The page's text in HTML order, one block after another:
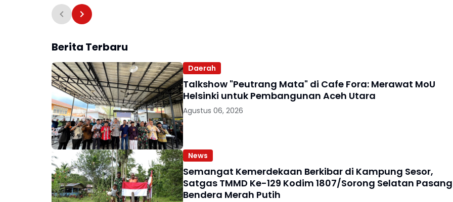
warga
Berita Terbaru
Daerah
Talkshow "Peutrang Mata" di Cafe Fora: Merawat MoU
Helsinki untuk Pembangunan Aceh Utara
Agustus 06, 2026
News
Semangat Kemerdekaan Berkibar di Kampung Sesor,
Satgas TMMD Ke-129 Kodim 1807/Sorong Selatan Pasang
Bendera Merah Putih